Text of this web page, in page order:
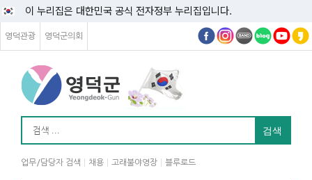
이 누리집은 대한민국 공식 전자정부 누리집입니다.
영덕관광 영덕군의회
업무/담당자 검색 채용 고래불야영장 블루로드